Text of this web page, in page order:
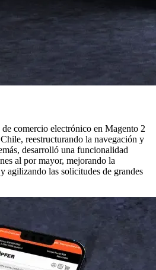
comercio electrónico en Magento 2
reestructurando la navegación y
desarrolló una funcionalidad
al por mayor, mejorando la
agilizando las solicitudes de grandes